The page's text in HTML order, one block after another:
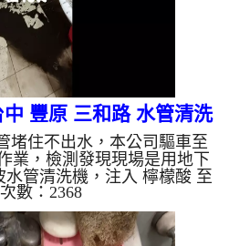
豐原 三和路 水管清洗
堵住不出水，本公司驅車至
業，檢測發現現場是用地下
管清洗機，注入 檸檬酸 至
啟 水管清洗機 ，啟動 螺旋
出黑水，看起來就像是挖到
，四個多小時後，出水量恢
數：2368